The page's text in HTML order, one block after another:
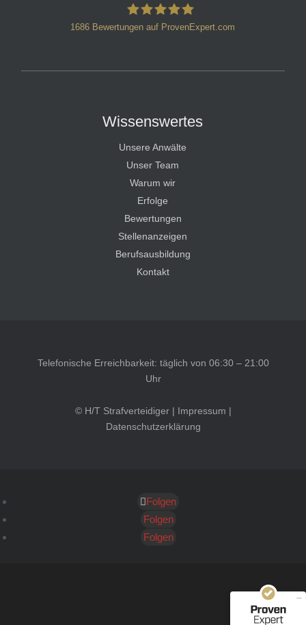
1686 Bewertungen auf ProvenExpert.com
Wissenswertes
Unsere Anwälte
Unser Team
Warum wir
Erfolge
Bewertungen
Stellenanzeigen
Berufsausbildung
Kontakt
Telefonische Erreichbarkeit: täglich von 06:30 – 21:00
Uhr
© H/T Strafverteidiger | Impressum |
Datenschutzerklärung
Folgen
Folgen
Folgen
Kundenbewertungen und Erfahrungen zu
SEHR GUT
40